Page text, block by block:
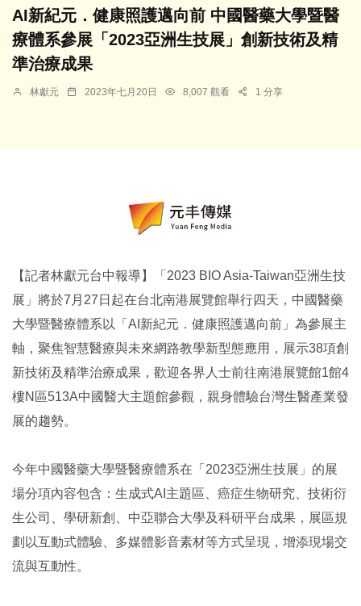
AI新紀元．健康照護邁向前 中國醫藥大學暨醫
療體系參展「2023亞洲生技展」創新技術及精
準治療成果
林獻元 2023年七月20日 8,007 觀看 1 分享
【記者林獻元台中報導】「2023 BIO Asia-Taiwan亞洲生技
展」將於7月27日起在台北南港展覽館舉行四天，中國醫藥
大學暨醫療體系以「AI新紀元．健康照護邁向前」為參展主
軸，聚焦智慧醫療與未來網路教學新型態應用，展示38項創
新技術及精準治療成果，歡迎各界人士前往南港展覽館1館4
樓N區513A中國醫大主題館參觀，親身體驗台灣生醫產業發
展的趨勢。
今年中國醫藥大學暨醫療體系在「2023亞洲生技展」的展
場分項內容包含：生成式AI主題區、癌症生物研究、技術衍
生公司、學研新創、中亞聯合大學及科研平台成果，展區規
劃以互動式體驗、多媒體影音素材等方式呈現，增添現場交
流與互動性。